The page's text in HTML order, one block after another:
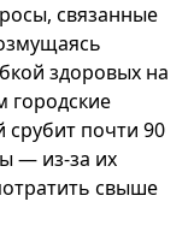
связанные
здоровых на
городские
срубит почти 90
— из-за их
свыше